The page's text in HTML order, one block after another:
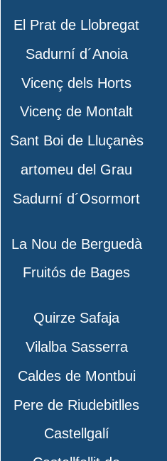
El Prat de Llobregat
Sadurní d´Anoia
Vicenç dels Horts
Vicenç de Montalt
Sant Boi de Lluçanès
artomeu del Grau
Sadurní d´Osormort
La Nou de Berguedà
Fruitós de Bages
Quirze Safaja
Vilalba Sasserra
Caldes de Montbui
Pere de Riudebitlles
Castellgalí